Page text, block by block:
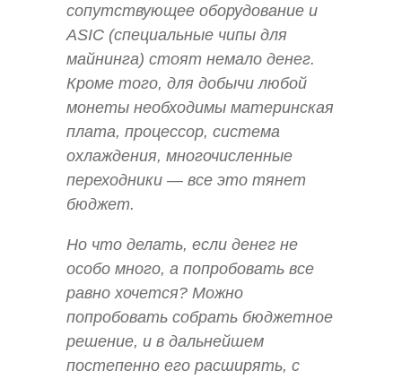
сопутствующее оборудование и
ASIC (специальные чипы для
майнинга) стоят немало денег.
Кроме того, для добычи любой
монеты необходимы материнская
плата, процессор, система
охлаждения, многочисленные
переходники — все это тянет
бюджет.
Но что делать, если денег не
особо много, а попробовать все
равно хочется? Можно
попробовать собрать бюджетное
решение, и в дальнейшем
постепенно его расширять, с